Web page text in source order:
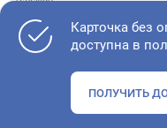
Как оценить состояние
Карточка без
доступна в
ПОЛУЧИТЬ